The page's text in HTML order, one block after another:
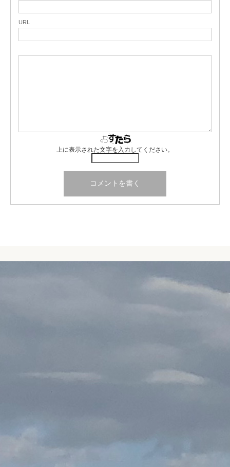
URL
上に表示された文字を入力してください。